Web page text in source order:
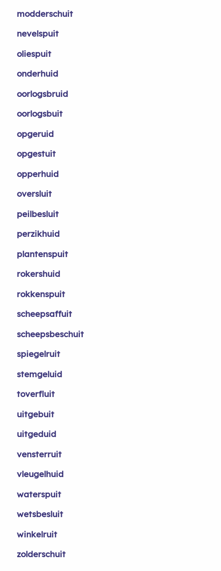
modderschuit
nevelspuit
oliespuit
onderhuid
oorlogsbruid
oorlogsbuit
opgeruid
opgestuit
opperhuid
oversluit
peilbesluit
perzikhuid
plantenspuit
rokershuid
rokkenspuit
scheepsaffuit
scheepsbeschuit
spiegelruit
stemgeluid
toverfluit
uitgebuit
uitgeduid
vensterruit
vleugelhuid
waterspuit
wetsbesluit
winkelruit
zolderschuit